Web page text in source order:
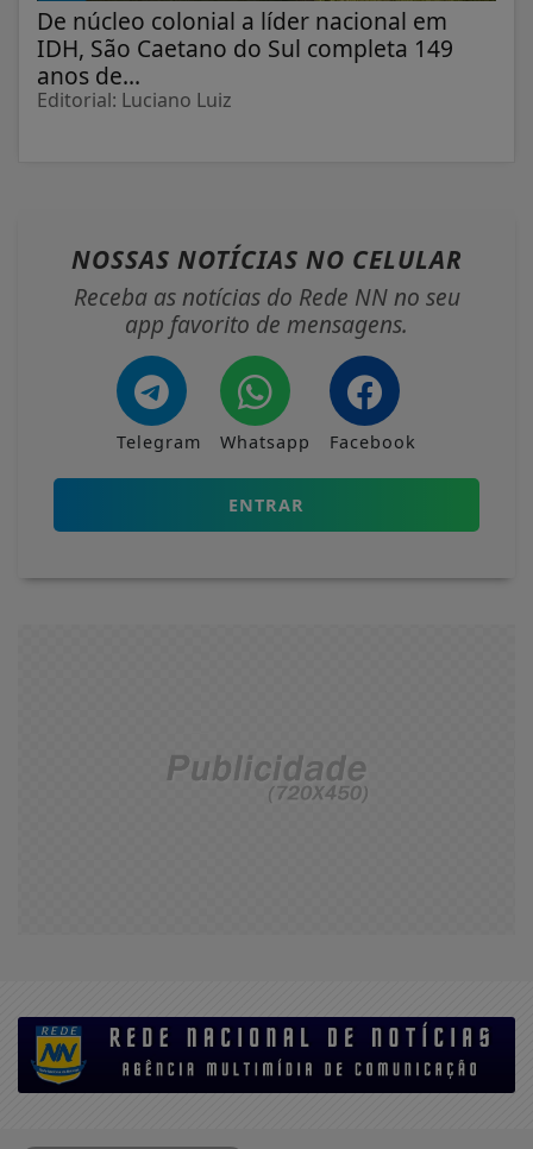
De núcleo colonial a líder nacional em
IDH, São Caetano do Sul completa 149
anos de...
Editorial: Luciano Luiz
NOSSAS NOTÍCIAS NO CELULAR
Receba as notícias do Rede NN no seu
app favorito de mensagens.
Telegram Whatsapp Facebook
ENTRAR